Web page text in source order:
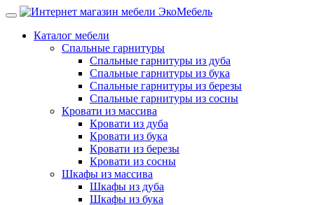
Каталог мебели
Спальные гарнитуры
Спальные гарнитуры из дуба
Спальные гарнитуры из бука
Спальные гарнитуры из березы
Спальные гарнитуры из сосны
Кровати из массива
Кровати из дуба
Кровати из бука
Кровати из березы
Кровати из сосны
Шкафы из массива
Шкафы из дуба
Шкафы из бука